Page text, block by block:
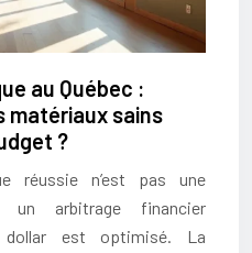
au Québec :
matériaux sains
?
réussie n’est pas une
un arbitrage financier
dollar est optimisé. La